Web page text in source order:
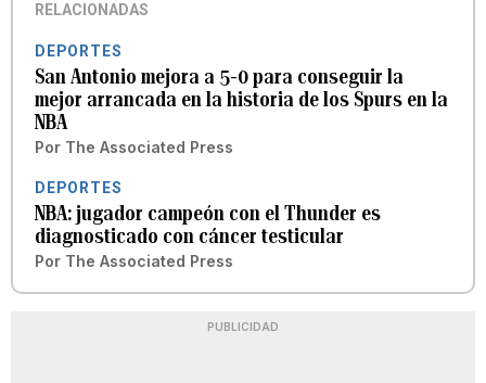
RELACIONADAS
DEPORTES
San Antonio mejora a 5-0 para conseguir la
mejor arrancada en la historia de los Spurs en la
NBA
Por The Associated Press
DEPORTES
NBA: jugador campeón con el Thunder es
diagnosticado con cáncer testicular
Por The Associated Press
PUBLICIDAD